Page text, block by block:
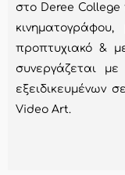
στο Deree
προπτυχιακό &
συνεργάζεται
εξειδικευμένων
Video Art.